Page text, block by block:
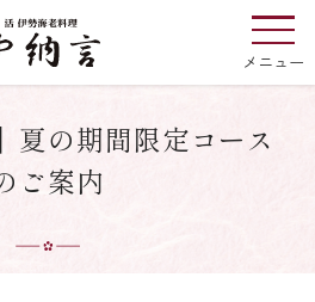
メニュー
納言 のお食い初め
夏の期間限定コース
ご案内